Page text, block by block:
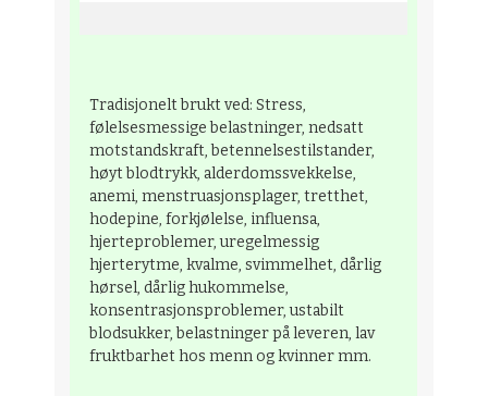
Tradisjonelt brukt ved: Stress,
følelsesmessige belastninger, nedsatt
motstandskraft, betennelsestilstander,
høyt blodtrykk, alderdomssvekkelse,
anemi, menstruasjonsplager, tretthet,
hodepine, forkjølelse, influensa,
hjerteproblemer, uregelmessig
hjerterytme, kvalme, svimmelhet, dårlig
hørsel, dårlig hukommelse,
konsentrasjonsproblemer, ustabilt
blodsukker, belastninger på leveren, lav
fruktbarhet hos menn og kvinner mm.